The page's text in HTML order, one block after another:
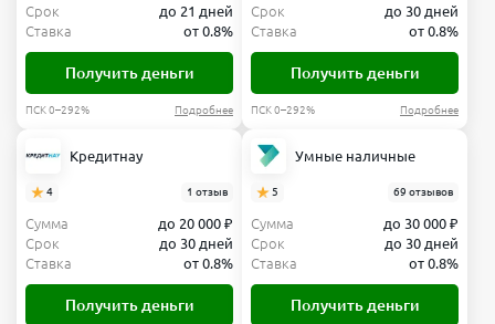
Срок
до 21 дней
Ставка
от 0.8%
Получить деньги
ПСК 0–292% Подробнее
Срок
до 30 дней
Ставка
от 0.8%
Получить деньги
ПСК 0–292% Подробнее
Кредитнау
4 1 отзыв
Сумма
до 20 000 ₽
Срок
до 30 дней
Ставка
от 0.8%
Получить деньги
Умные наличные
5 69 отзывов
Сумма
до 30 000 ₽
Срок
до 30 дней
Ставка
от 0.8%
Получить деньги